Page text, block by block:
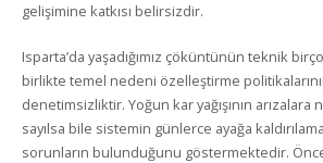
gelişimine katkısı belirsizdir.
Isparta’da yaşadığımız çöküntünün teknik
birlikte temel nedeni özelleştirme
denetimsizliktir. Yoğun kar yağışının arızalara
sayılsa bile sistemin günlerce ayağa
sorunların bulunduğunu göstermektedir.